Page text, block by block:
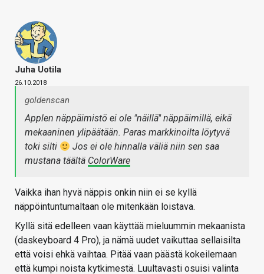
Juha Uotila
26.10.2018
goldenscan
Applen näppäimistö ei ole "näillä" näppäimillä, eikä
mekaaninen ylipäätään. Paras markkinoilta löytyvä
toki silti
Jos ei ole hinnalla väliä niin sen saa
mustana täältä ColorWare
Vaikka ihan hyvä näppis onkin niin ei se kyllä
näppöintuntumaltaan ole mitenkään loistava.
Kyllä sitä edelleen vaan käyttää mieluummin mekaanista
(daskeyboard 4 Pro), ja nämä uudet vaikuttaa sellaisilta
että voisi ehkä vaihtaa. Pitää vaan päästä kokeilemaan
että kumpi noista kytkimestä. Luultavasti osuisi valinta